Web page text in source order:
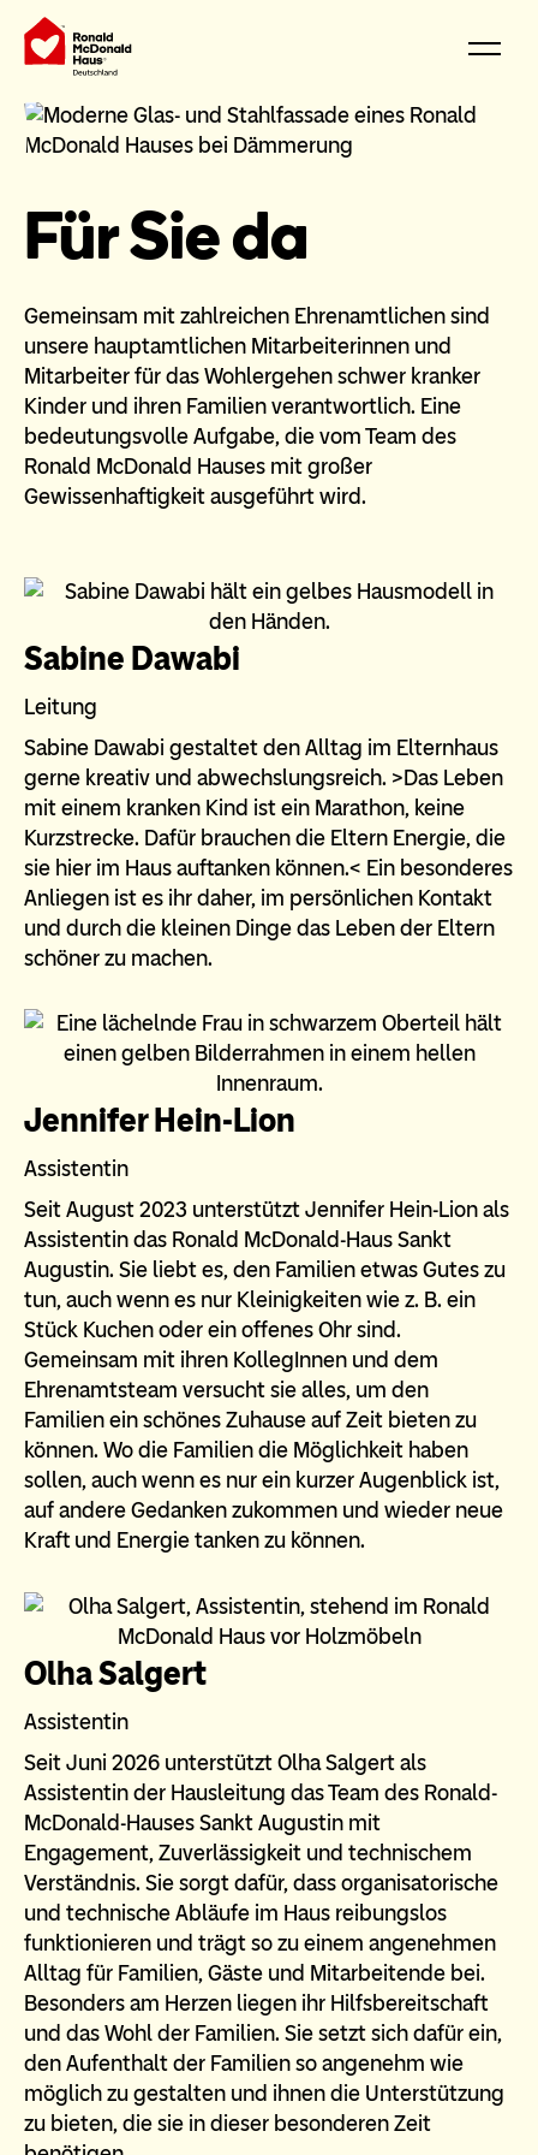
Für Sie da
Gemeinsam mit zahlreichen Ehrenamtlichen sind
unsere hauptamtlichen Mitarbeiterinnen und
Mitarbeiter für das Wohlergehen schwer kranker
Kinder und ihren Familien verantwortlich. Eine
bedeutungsvolle Aufgabe, die vom Team des
Ronald McDonald Hauses mit großer
Gewissenhaftigkeit ausgeführt wird.
Sabine Dawabi
Leitung
Sabine Dawabi gestaltet den Alltag im Elternhaus
gerne kreativ und abwechslungsreich. >Das Leben
mit einem kranken Kind ist ein Marathon, keine
Kurzstrecke. Dafür brauchen die Eltern Energie, die
sie hier im Haus auftanken können.< Ein besonderes
Anliegen ist es ihr daher, im persönlichen Kontakt
und durch die kleinen Dinge das Leben der Eltern
schöner zu machen.
Jennifer Hein-Lion
Assistentin
Seit August 2023 unterstützt Jennifer Hein-Lion als
Assistentin das Ronald McDonald-Haus Sankt
Augustin. Sie liebt es, den Familien etwas Gutes zu
tun, auch wenn es nur Kleinigkeiten wie z. B. ein
Stück Kuchen oder ein offenes Ohr sind.
Gemeinsam mit ihren KollegInnen und dem
Ehrenamtsteam versucht sie alles, um den
Familien ein schönes Zuhause auf Zeit bieten zu
können. Wo die Familien die Möglichkeit haben
sollen, auch wenn es nur ein kurzer Augenblick ist,
auf andere Gedanken zukommen und wieder neue
Kraft und Energie tanken zu können.
Olha Salgert
Assistentin
Seit Juni 2026 unterstützt Olha Salgert als
Assistentin der Hausleitung das Team des Ronald-
McDonald-Hauses Sankt Augustin mit
Engagement, Zuverlässigkeit und technischem
Verständnis. Sie sorgt dafür, dass organisatorische
und technische Abläufe im Haus reibungslos
funktionieren und trägt so zu einem angenehmen
Alltag für Familien, Gäste und Mitarbeitende bei.
Besonders am Herzen liegen ihr Hilfsbereitschaft
und das Wohl der Familien. Sie setzt sich dafür ein,
den Aufenthalt der Familien so angenehm wie
möglich zu gestalten und ihnen die Unterstützung
zu bieten, die sie in dieser besonderen Zeit